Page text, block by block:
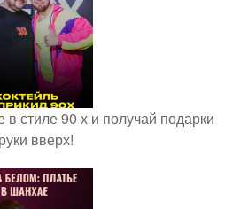
стиле 90 х и получай подарки
вверх!